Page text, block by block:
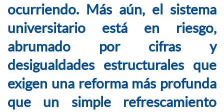
ocurriendo. Más aún, el sistema
universitario está en riesgo,
abrumado por cifras y
desigualdades estructurales que
exigen una reforma más profunda
que un simple refrescamiento